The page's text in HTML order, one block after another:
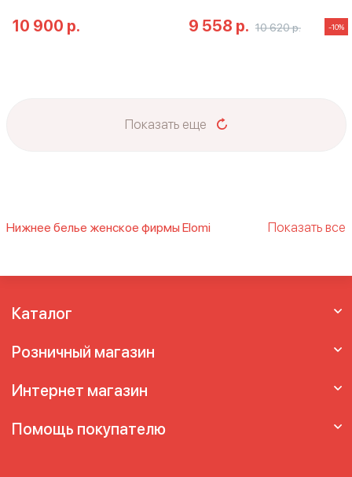
10 900 р. 9 558 р. 10 620 р. -10%
Показать еще
Нижнее белье женское фирмы Elomi
Показать все
Каталог
Розничный магазин
Интернет магазин
Помощь покупателю